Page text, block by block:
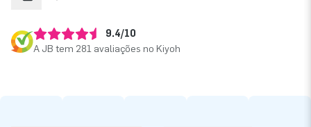
9.4/10
A JB tem 281 avaliações no Kiyoh